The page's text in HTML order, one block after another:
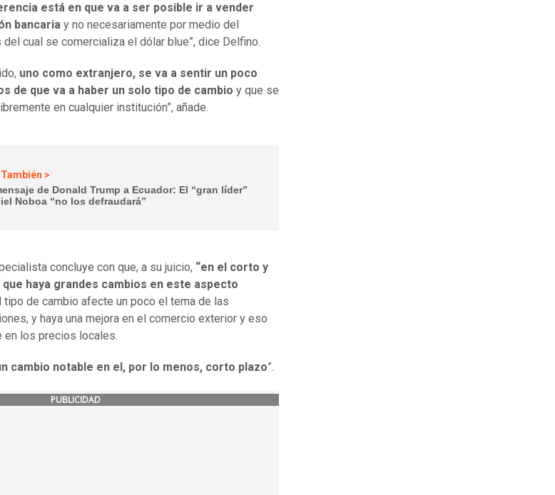
está en que va a ser posible ir a vender
bancaria y no necesariamente por medio del
cual se comercializa el dólar blue”, dice Delfino.
uno como extranjero, se va a sentir un poco
de que va a haber un solo tipo de cambio y que se
en cualquier institución”, añade.
También >
de Donald Trump a Ecuador: El “gran líder”
Noboa “no los defraudará”
concluye con que, a su juicio, “en el corto y
haya grandes cambios en este aspecto
tipo de cambio afecte un poco el tema de las
y haya una mejora en el comercio exterior y eso
en los precios locales.
cambio notable en el, por lo menos, corto plazo”.
PUBLICIDAD